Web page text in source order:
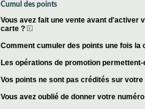
Cumul des points
Vous avez fait une vente avant d'activer
carte ?
Comment cumuler des points une fois la
Les opérations de promotion
Vos points ne sont pas crédités sur
Vous avez oublié de donner votre